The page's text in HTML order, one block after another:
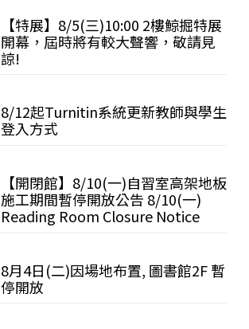
【特展】8/5(三)10:00 2樓鯨掘特展
開幕，屆時將有較大聲響，敬請見
諒!
8/12起Turnitin系統更新教師與學生
登入方式
【開閉館】8/10(一)自習室高架地板
施工期間暫停開放公告 8/10(一)
Reading Room Closure Notice
8月4日(二)因場地布置, 圖書館2F 暫
停開放